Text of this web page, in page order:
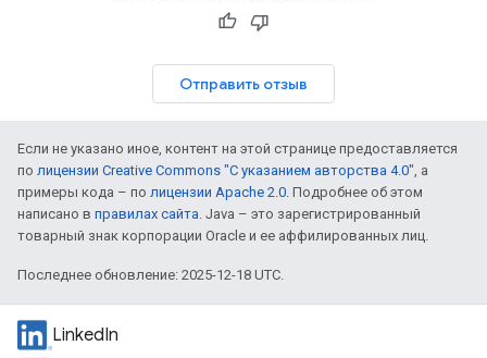
Отправить отзыв
Если не указано иное, контент на этой странице предоставляется
по лицензии Creative Commons "С указанием авторства 4.0", а
примеры кода – по лицензии Apache 2.0. Подробнее об этом
написано в правилах сайта. Java – это зарегистрированный
товарный знак корпорации Oracle и ее аффилированных лиц.
Последнее обновление: 2025-12-18 UTC.
LinkedIn